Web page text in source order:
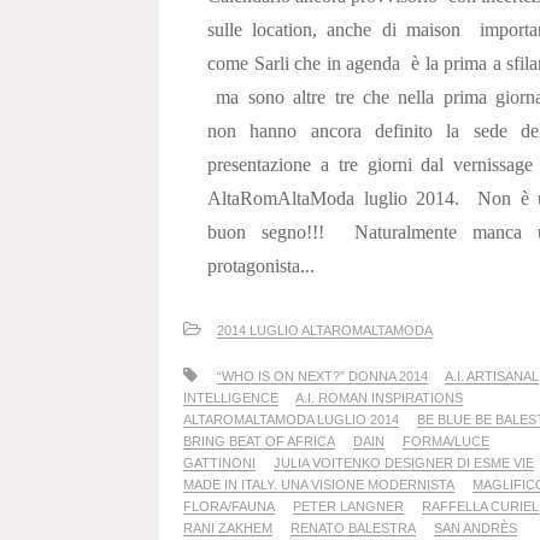
sulle location, anche di maison
come Sarli che in agenda è la prima a
ma sono altre tre che nella prima
non hanno ancora definito la sede
presentazione a tre giorni dal vernissage
AltaRomAltaModa luglio 2014. Non è
buon segno!!! Naturalmente manca
protagonista...
2014 LUGLIO ALTAROMALTAMODA
“WHO IS ON NEXT?” DONNA 2014
A.I. ARTISANAL
INTELLIGENCE
A.I. ROMAN INSPIRATIONS
ALTAROMALTAMODA LUGLIO 2014
BE BLUE BE
BRING BEAT OF AFRICA
DAIN
FORMA/LUCE
GATTINONI
JULIA VOITENKO DESIGNER DI ESME VIE
MADE IN ITALY. UNA VISIONE MODERNISTA
FLORA/FAUNA
PETER LANGNER
RAFFELLA CURIEL
RANI ZAKHEM
RENATO BALESTRA
SAN ANDRÈS